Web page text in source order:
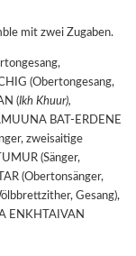
mit zwei Zugaben.
(Obertongesang,
(Ikh Khuur),
BAT-ERDENE
zweisaitige
(Sänger,
(Obertonsänger,
Gesang),
ENKHTAIVAN